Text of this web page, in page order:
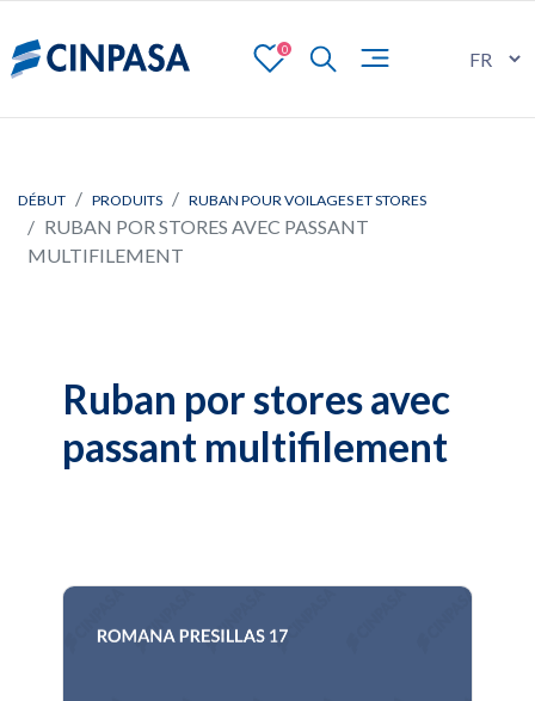
0
DÉBUT PRODUITS RUBAN POUR VOILAGES ET STORES
RUBAN POR STORES AVEC PASSANT
MULTIFILEMENT
Ruban por stores avec
passant multifilement